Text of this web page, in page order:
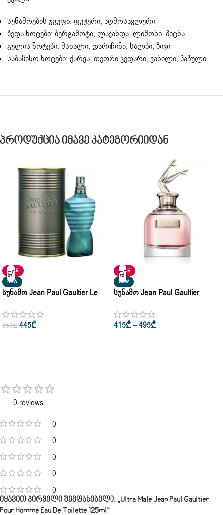
სუნამოების ჯგუფი: ფუჟერი, აღმოსავლური
ზედა ნოტები: ბერგამოტი, ლავანდა, ლიმონი, პიტნა
გულის ნოტები: მსხალი, დარიჩინი, სალბი, ზივი
საბაზისო ნოტები: ქარვა, თეთრი კედარი, ვანილი, პაჩული
Პროდუქცია Იმავე Კატეგორიიდან
SALE
NEW
Სუნამო Jean Paul Gaultier Le
550₾ 445₾
SALE
NEW
Სუნამო Jean Paul Gaultier
Parfum 50ml • 80ml
415₾–495₾
0 reviews
0
0
0
0
0
Იყავით Პირველი Შემფასებელი: „Ultra Male Jean Paul Gaultier
Pour Homme Eau De Toilette 125ml“